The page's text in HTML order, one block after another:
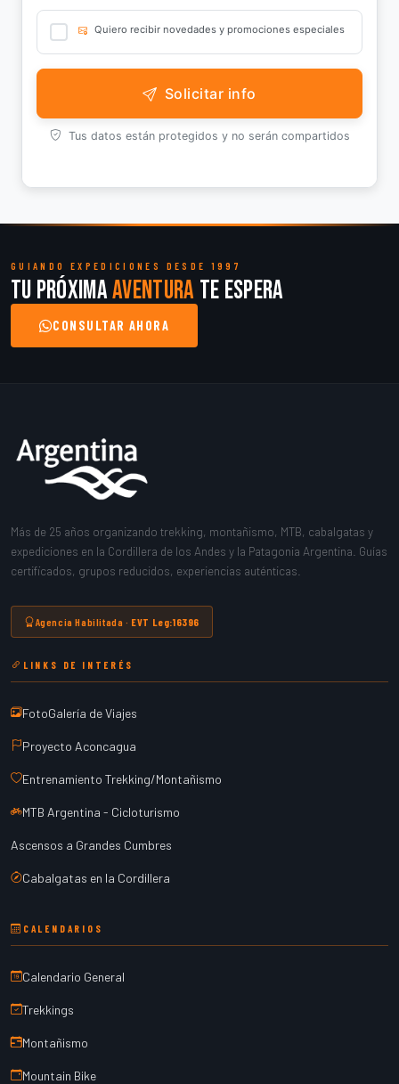
Quiero recibir novedades y promociones especiales
Solicitar info
Tus datos están protegidos y no serán compartidos
GUIANDO EXPEDICIONES DESDE 1997
Tu próximaaventura te espera
CONSULTAR AHORA
Más de 25 años organizando trekking, montañismo, MTB, cabalgatas y
expediciones en la Cordillera de los Andes y la Patagonia Argentina. Guías
certificados, grupos reducidos, experiencias auténticas.
Agencia Habilitada · EVT Leg:16396
LINKS DE INTERÉS
FotoGalería de Viajes
Proyecto Aconcagua
Entrenamiento Trekking/Montañismo
MTB Argentina - Cicloturismo
Ascensos a Grandes Cumbres
Cabalgatas en la Cordillera
CALENDARIOS
Calendario General
Trekkings
Montañismo
Mountain Bike